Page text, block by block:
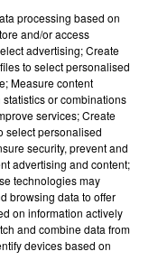
20h50
20h50
OFENBACH
Four To The Floor
20h38
20h38
processing based on
and/or access
advertising; Create
to select personalised
Measure content
or combinations
services; Create
select personalised
security, prevent and
advertising and content;
technologies may
browsing data to offer
on information actively
and combine data from
devices based on